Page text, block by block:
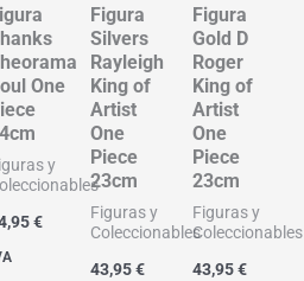
One
y
€
Figura
Silvers
Rayleigh
King of
Artist
One
Piece
23cm
Figuras y
Coleccionables
43,95€
Figura
Gold D
Roger
King of
Artist
One
Piece
23cm
Figuras y
Coleccionables
43,95€